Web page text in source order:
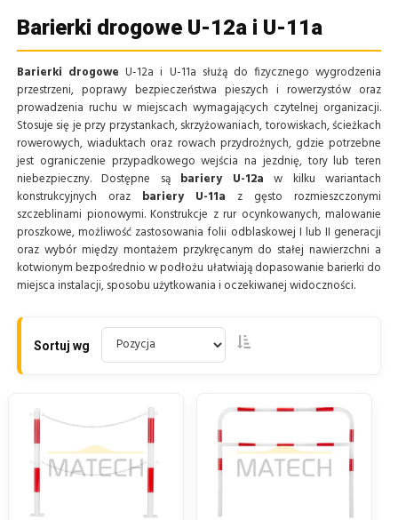
Barierki drogowe U-12a i U-11a
Barierki drogowe U-12a i U-11a służą do fizycznego wygrodzenia
przestrzeni, poprawy bezpieczeństwa pieszych i rowerzystów oraz
prowadzenia ruchu w miejscach wymagających czytelnej organizacji.
Stosuje się je przy przystankach, skrzyżowaniach, torowiskach, ścieżkach
rowerowych, wiaduktach oraz rowach przydrożnych, gdzie potrzebne
jest ograniczenie przypadkowego wejścia na jezdnię, tory lub teren
niebezpieczny. Dostępne są bariery U-12a w kilku wariantach
konstrukcyjnych oraz bariery U-11a z gęsto rozmieszczonymi
szczeblinami pionowymi. Konstrukcje z rur ocynkowanych, malowanie
proszkowe, możliwość zastosowania folii odblaskowej I lub II generacji
oraz wybór między montażem przykręcanym do stałej nawierzchni a
kotwionym bezpośrednio w podłożu ułatwiają dopasowanie barierki do
miejsca instalacji, sposobu użytkowania i oczekiwanej widoczności.
Sortuj wg